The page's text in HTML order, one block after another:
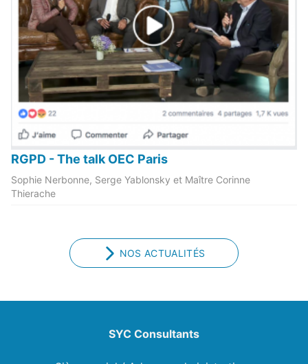
RGPD - The talk OEC Paris
Sophie Nerbonne, Serge Yablonsky et Maître Corinne
Thierache
NOS ACTUALITÉS
SYC Consultants